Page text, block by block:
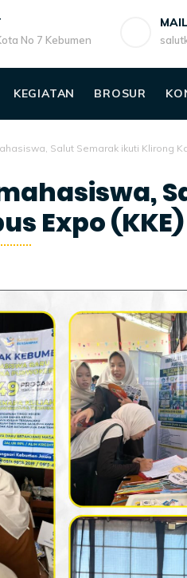
No 7 Kebumen
KEGIATAN BROSUR
Salut Semarak ikuti Klirong
Expo (KKE)